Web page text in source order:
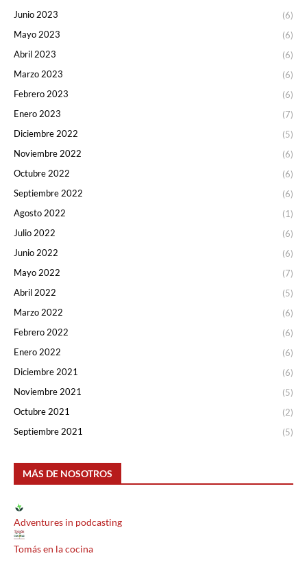
Junio 2023
(6)
Mayo 2023
(6)
Abril 2023
(6)
Marzo 2023
(6)
Febrero 2023
(6)
Enero 2023
(7)
Diciembre 2022
(5)
Noviembre 2022
(6)
Octubre 2022
(6)
Septiembre 2022
(6)
Agosto 2022
(1)
Julio 2022
(6)
Junio 2022
(6)
Mayo 2022
(7)
Abril 2022
(5)
Marzo 2022
(6)
Febrero 2022
(6)
Enero 2022
(6)
Diciembre 2021
(6)
Noviembre 2021
(5)
Octubre 2021
(2)
Septiembre 2021
(5)
MÁS DE NOSOTROS
Adventures in podcasting
Tomás en la cocina